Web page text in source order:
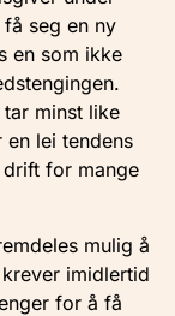
seg en ny
en som ikke
minst like
lei tendens
for mange
mulig å
imidlertid
for å få